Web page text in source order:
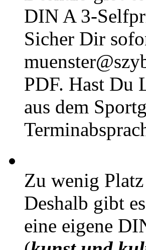
DIN A 3-
Sicher Dir
PDF. Hast Du
aus dem
Zu wenig
Deshalb gibt
eine eigene